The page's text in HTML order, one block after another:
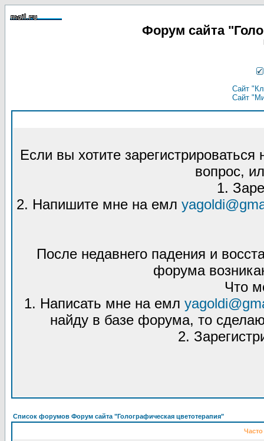
Форум сайта
Сайт
Сайт
Если вы хотите
вопрос,
1.
2. Напишите мне на емл
После недавнего падения и
форума
Что
1. Написать мне на емл
найду в базе форума, то
2.
Список форумов Форум сайта "Голографическая цветотерапия"